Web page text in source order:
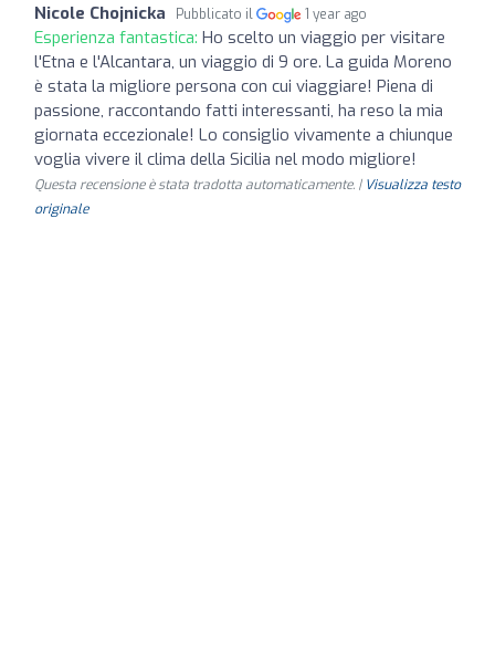
Nicole Chojnicka Pubblicato il 1 year ago
Esperienza fantastica: Ho scelto un viaggio per visitare
l'Etna e l'Alcantara, un viaggio di 9 ore. La guida Moreno
è stata la migliore persona con cui viaggiare! Piena di
passione, raccontando fatti interessanti, ha reso la mia
giornata eccezionale! Lo consiglio vivamente a chiunque
voglia vivere il clima della Sicilia nel modo migliore!
Questa recensione è stata tradotta automaticamente. | Visualizza testo
originale